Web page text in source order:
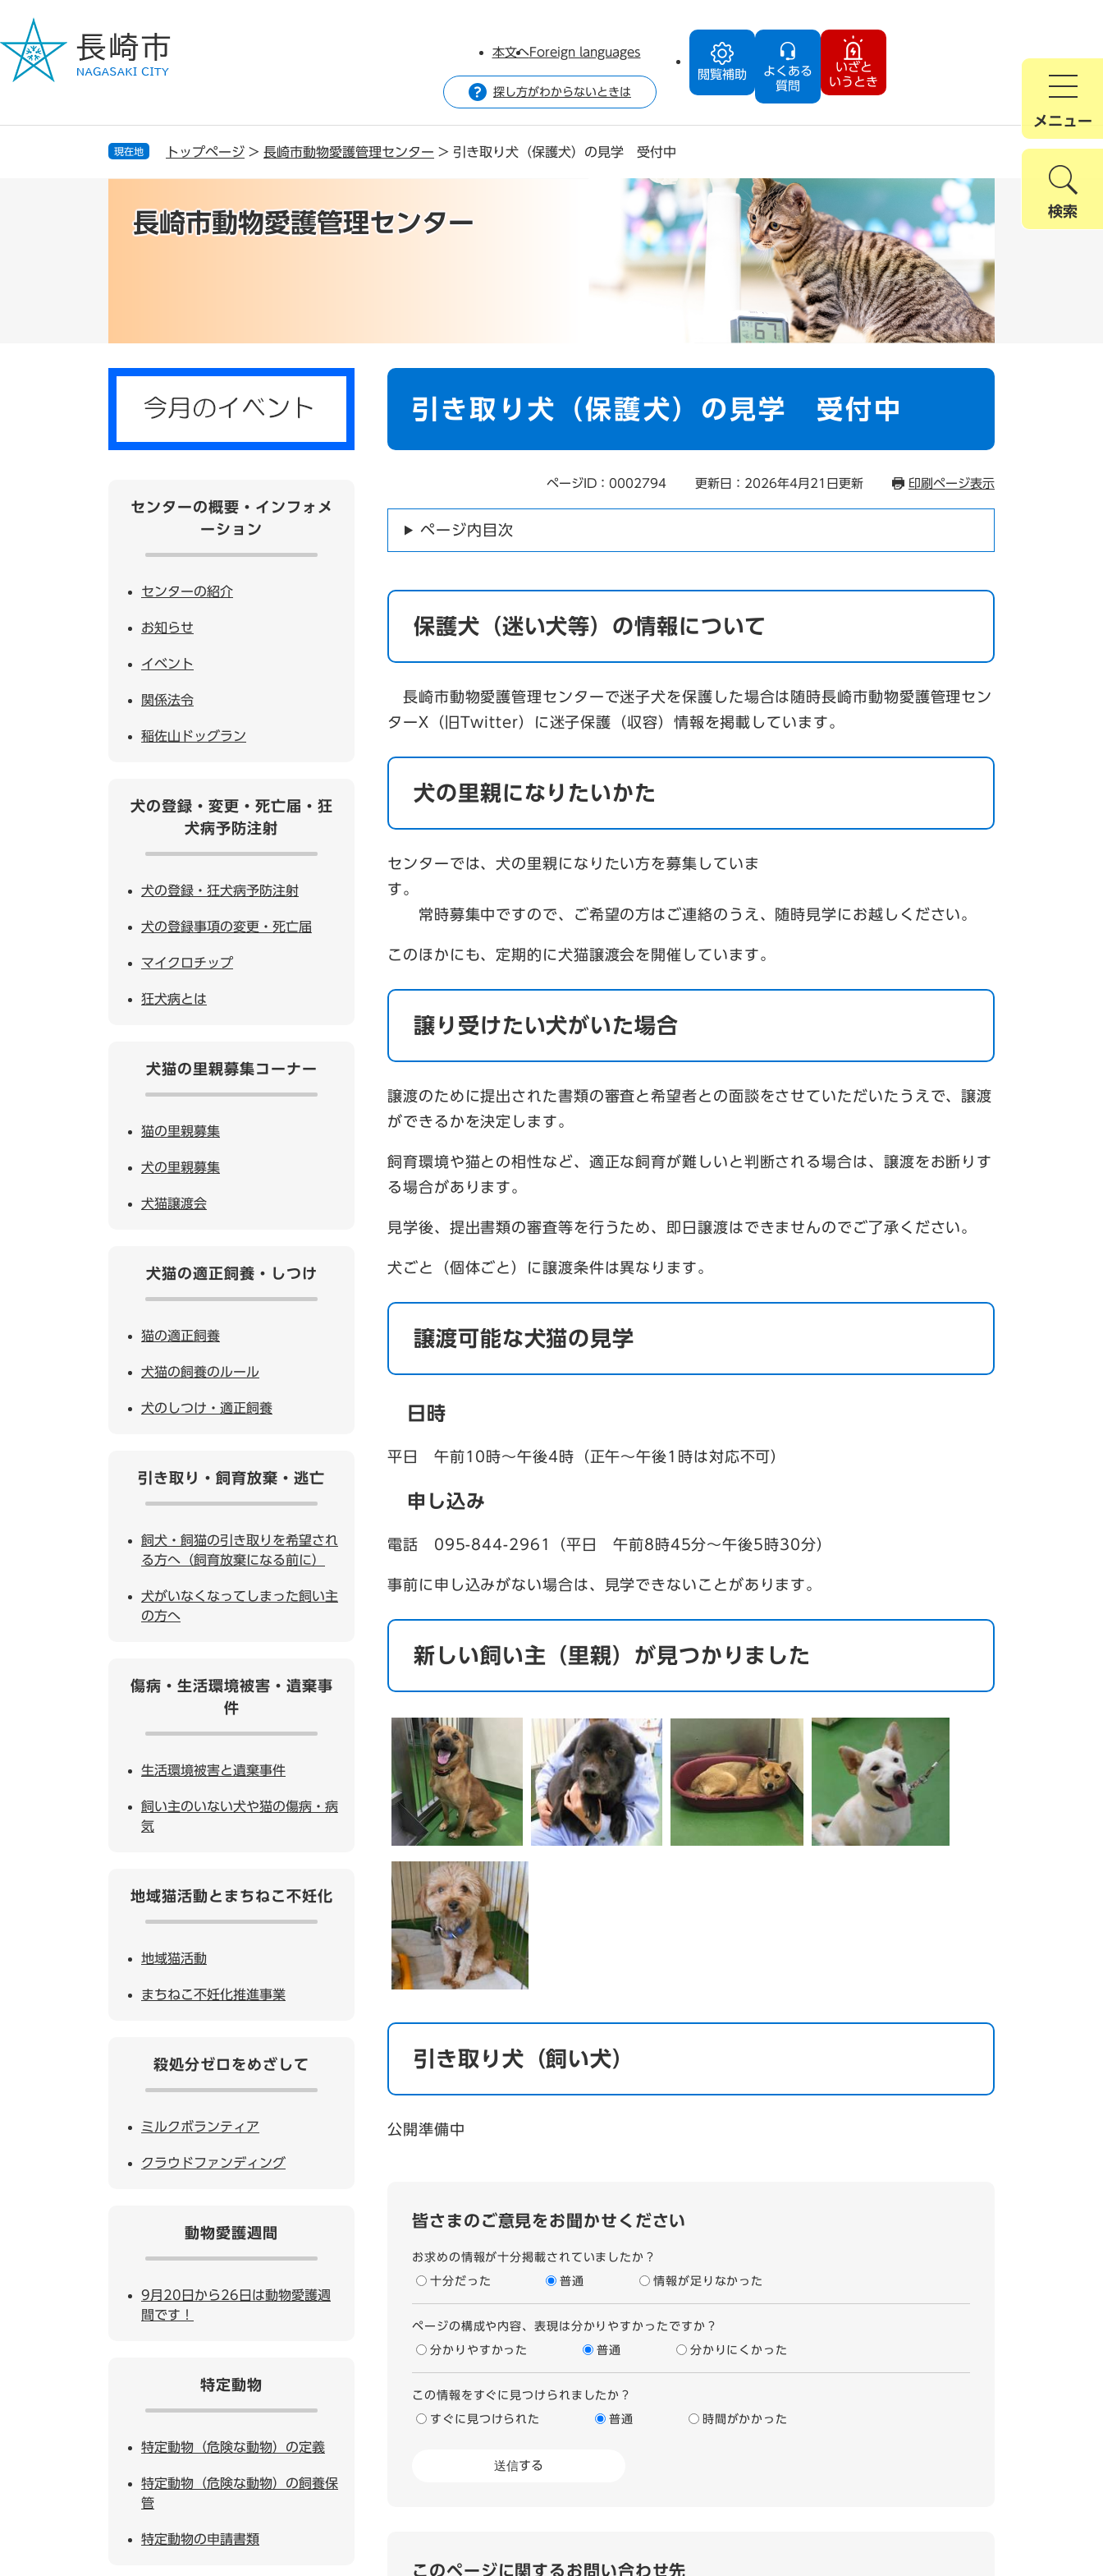
ジ
で
ュ
ば
閲覧補助
よくある
質問
いざと
いうとき
本文へForeign languages
探し方がわからないときは
メニュー
検索
現在地 トップページ > 長崎市動物愛護管理センター > 引き取り犬（保護犬）の見学 受付中
長崎市動物愛護管理センター
本
引き取り犬（保護犬）の見学 受付中
ページID：0002794 更新日：2026年4月21日更新 印刷ページ表示
ページ内目次
保護犬（迷い犬等）の情報について
長崎市動物愛護管理センターで迷子犬を保護した場合は随時長崎市動物愛護管理セン
ターX（旧Twitter）に迷子保護（収容）情報を掲載しています。
犬の里親になりたいかた
​センターでは、犬の里親になりたい方を募集していま
す。
常時募集中ですので、ご希望の方はご連絡のうえ、随時見学にお越しください。
このほかにも、定期的に犬猫譲渡会を開催しています。
譲り受けたい犬がいた場合
譲渡のために提出された書類の審査と希望者との面談をさせていただいたうえで、譲渡
ができるかを決定します。
飼育環境や猫との相性など、適正な飼育が難しいと判断される場合は、譲渡をお断りす
る場合があります。
見学後、提出書類の審査等を行うため、即日譲渡はできませんのでご了承ください。
犬ごと（個体ごと）に譲渡条件は異なります。
譲渡可能な犬猫の見学
日時
平日 午前10時～午後4時（正午～午後1時は対応不可）
申し込み
電話 095-844-2961（平日 午前8時45分～午後5時30分）
事前に申し込みがない場合は、見学できないことがあります。
新しい飼い主（里親）が見つかりました
引き取り犬（飼い犬）
公開準備中
皆さまのご意見をお聞かせください
お求めの情報が十分掲載されていましたか？
十分だった 普通 情報が足りなかった
ページの構成や内容、表現は分かりやすかったですか？
分かりやすかった 普通 分かりにくかった
この情報をすぐに見つけられましたか？
すぐに見つけられた 普通 時間がかかった
このページに関するお問い合わせ先
センターの概要・インフォメ
ーション
センターの紹介
お知らせ
イベント
関係法令
稲佐山ドッグラン
犬の登録・変更・死亡届・狂
犬病予防注射
犬の登録・狂犬病予防注射
犬の登録事項の変更・死亡届
マイクロチップ
狂犬病とは
犬猫の里親募集コーナー
猫の里親募集
犬の里親募集
犬猫譲渡会
犬猫の適正飼養・しつけ
猫の適正飼養
犬猫の飼養のルール
犬のしつけ・適正飼養
引き取り・飼育放棄・逃亡
飼犬・飼猫の引き取りを希望され
る方へ（飼育放棄になる前に）
犬がいなくなってしまった飼い主
の方へ
傷病・生活環境被害・遺棄事
件
生活環境被害と遺棄事件
飼い主のいない犬や猫の傷病・病
気
地域猫活動とまちねこ不妊化
地域猫活動
まちねこ不妊化推進事業
殺処分ゼロをめざして
ミルクボランティア
クラウドファンディング
動物愛護週間
9月20日から26日は動物愛護週
間です！
特定動物
特定動物（危険な動物）の定義
特定動物（危険な動物）の飼養保
管
特定動物の申請書類